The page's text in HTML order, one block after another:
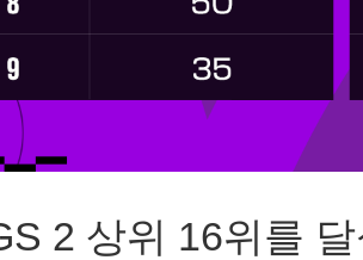
2 상위 16위를